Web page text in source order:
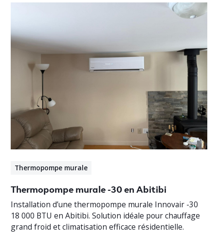
Thermopompe murale
Thermopompe murale -30 en Abitibi
Installation d’une thermopompe murale Innovair -30
18 000 BTU en Abitibi. Solution idéale pour chauffage
grand froid et climatisation efficace résidentielle.